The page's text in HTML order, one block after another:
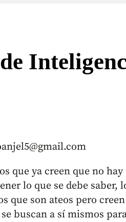
que ya creen que no
lo que se debe saber,
que son ateos pero
buscan a sí mismos